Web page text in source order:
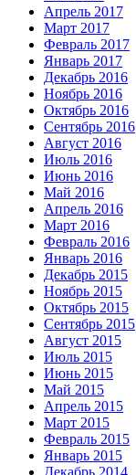
Апрель 2017
Март 2017
Февраль 2017
Январь 2017
Декабрь 2016
Ноябрь 2016
Октябрь 2016
Сентябрь 2016
Август 2016
Июль 2016
Июнь 2016
Май 2016
Апрель 2016
Март 2016
Февраль 2016
Январь 2016
Декабрь 2015
Ноябрь 2015
Октябрь 2015
Сентябрь 2015
Август 2015
Июль 2015
Июнь 2015
Май 2015
Апрель 2015
Март 2015
Февраль 2015
Январь 2015
Декабрь 2014